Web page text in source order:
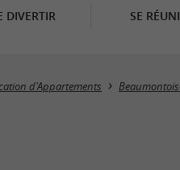
DIVERTIR SE
d'Appartements